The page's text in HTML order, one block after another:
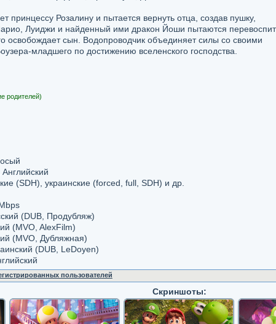
принцессу Розалину и пытается вернуть отца, создав пушку,
Луиджи и найденный ими дракон Йоши пытаются
освобождает сын. Водопроводчик объединяет силы со своими
младшего по достижению вселенского господства.
родителей)
(SDH), украинские (forced, full, SDH) и др.
(DUB, Продубляж)
(MVO, AlexFilm)
(MVO, Дубляжная)
(DUB, LeDoyen)
пользователей
Скриншоты: